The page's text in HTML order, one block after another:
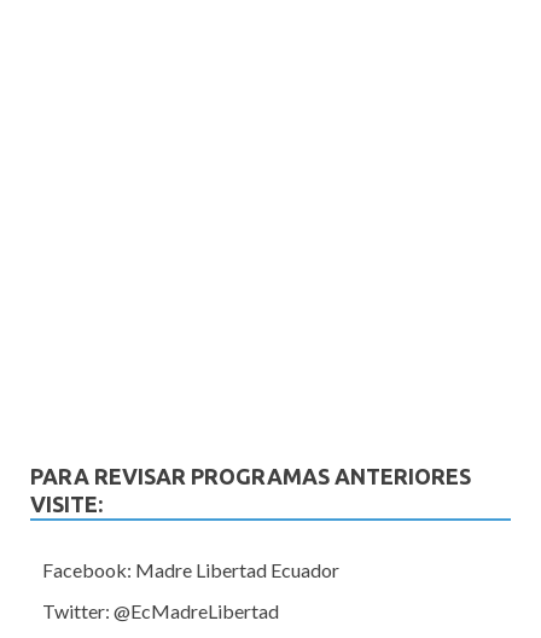
PARA REVISAR PROGRAMAS ANTERIORES
VISITE:
Facebook: Madre Libertad Ecuador
Twitter: @EcMadreLibertad